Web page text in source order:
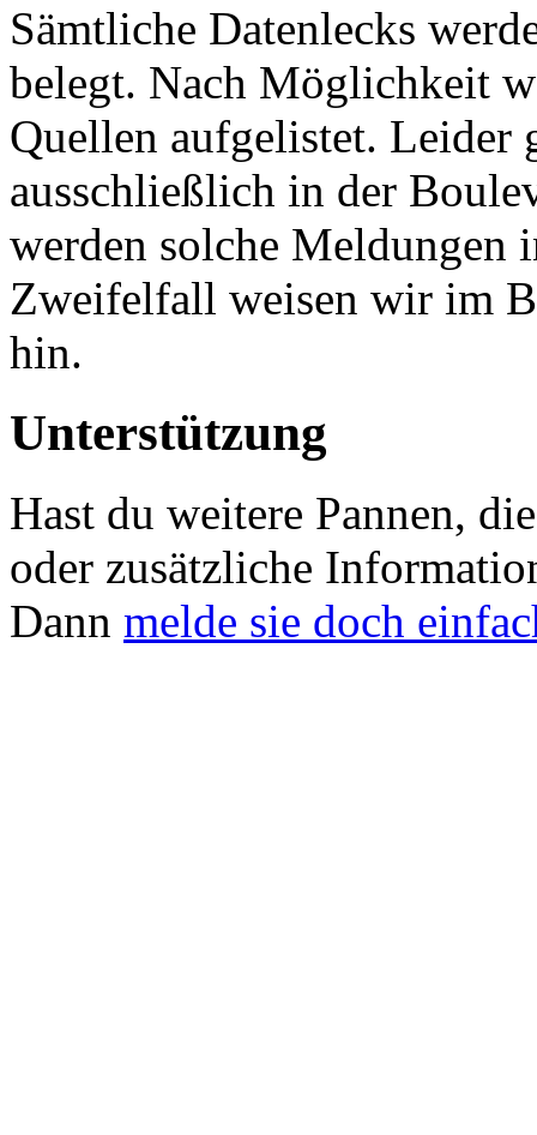
Sämtliche Datenlecks
belegt. Nach Möglichkeit
Quellen aufgelistet. Leider
ausschließlich in der
werden solche Meldungen
Zweifelfall weisen wir im
hin.
Unterstützung
Hast du weitere Pannen,
oder zusätzliche
Dann melde sie doch